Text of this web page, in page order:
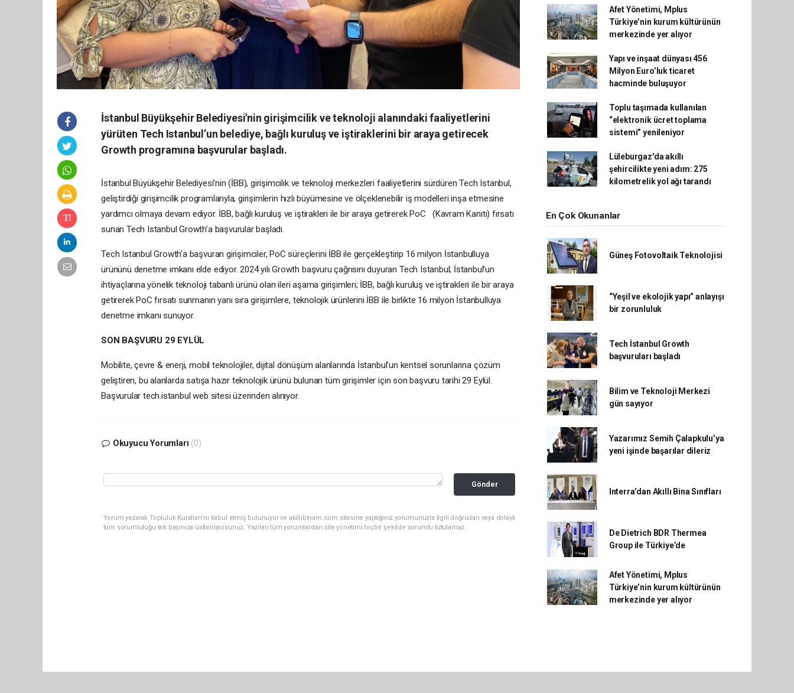
İstanbul Büyükşehir Belediyesi'nin girişimcilik ve teknoloji alanındaki faaliyetlerini
yürüten Tech Istanbul’un belediye, bağlı kuruluş ve iştiraklerini bir araya getirecek
Growth programına başvurular başladı.
İstanbul Büyükşehir Belediyesi’nin (İBB), girişimcilik ve teknoloji merkezleri faaliyetlerini sürdüren Tech Istanbul,
geliştirdiği girişimcilik programlarıyla, girişimlerin hızlı büyümesine ve ölçeklenebilir iş modelleri inşa etmesine
yardımcı olmaya devam ediyor. İBB, bağlı kuruluş ve iştirakleri ile bir araya getirerek PoC (Kavram Kanıtı) fırsatı
sunan Tech Istanbul Growth’a başvurular başladı.
Tech Istanbul Growth’a başvuran girişimciler, PoC süreçlerini İBB ile gerçekleştirip 16 milyon İstanbulluya
ürününü denetme imkanı elde ediyor. 2024 yılı Growth başvuru çağrısını duyuran Tech Istanbul; İstanbul’un
ihtiyaçlarına yönelik teknoloji tabanlı ürünü olan ileri aşama girişimleri; İBB, bağlı kuruluş ve iştirakleri ile bir araya
getirerek PoC fırsatı sunmanın yanı sıra girişimlere, teknolojik ürünlerini İBB ile birlikte 16 milyon İstanbulluya
denetme imkanı sunuyor.
SON BAŞVURU 29 EYLÜL
Mobilite, çevre & enerji, mobil teknolojiler, dijital dönüşüm alanlarında İstanbul’un kentsel sorunlarına çözüm
geliştiren, bu alanlarda satışa hazır teknolojik ürünü bulunan tüm girişimler için son başvuru tarihi 29 Eylül.
Başvurular tech.istanbul web sitesi üzerinden alınıyor.
Okuyucu Yorumları (0)
Gönder
Yorum yazarak Topluluk Kuralları’nı kabul etmiş bulunuyor ve akillibinam.com sitesine yaptığınız yorumunuzla ilgili doğrudan veya dolaylı
tüm sorumluluğu tek başınıza üstleniyorsunuz. Yazılan tüm yorumlardan site yönetimi hiçbir şekilde sorumlu tutulamaz.
Afet Yönetimi, Mplus
Türkiye’nin kurum kültürünün
merkezinde yer alıyor
Yapı ve inşaat dünyası 456
Milyon Euro’luk ticaret
hacminde buluşuyor
Toplu taşımada kullanılan
“elektronik ücret toplama
sistemi” yenileniyor
Lüleburgaz'da akıllı
şehircilikte yeni adım: 275
kilometrelik yol ağı tarandı
En Çok Okunanlar
Güneş Fotovoltaik Teknolojisi
“Yeşil ve ekolojik yapı” anlayışı
bir zorunluluk
Tech İstanbul Growth
başvuruları başladı
Bilim ve Teknoloji Merkezi
gün sayıyor
Yazarımız Semih Çalapkulu’ya
yeni işinde başarılar dileriz
Interra’dan Akıllı Bina Sınıfları
De Dietrich BDR Thermea
Group ile Türkiye’de
Afet Yönetimi, Mplus
Türkiye’nin kurum kültürünün
merkezinde yer alıyor